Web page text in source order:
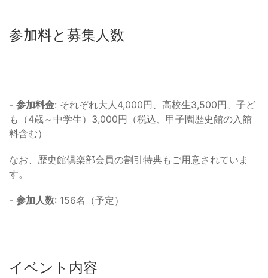
参加料と募集人数
- 参加料金: それぞれ大人4,000円、高校生3,500円、子ど
も（4歳～中学生）3,000円（税込、甲子園歴史館の入館
料含む）
なお、歴史館倶楽部会員の割引特典もご用意されていま
す。
- 参加人数: 156名（予定）
イベント内容